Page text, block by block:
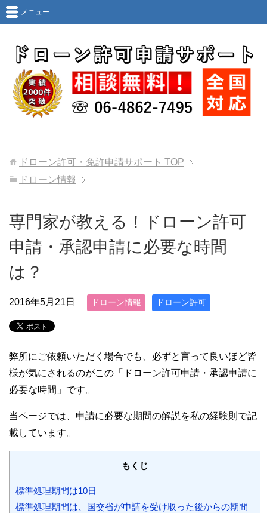
メニュー
ドローン許可・免許申請サポート TOP
ドローン情報
専門家が教える！ドローン許可
申請・承認申請に必要な時間
は？
2016年5月21日 ドローン情報 ドローン許可
弊所にご依頼いただく場合でも、必ずと言って良いほど皆
様が気にされるのがこの「ドローン許可申請・承認申請に
必要な時間」です。
当ページでは、申請に必要な期間の解説を私の経験則で記
載しています。
もくじ
標準処理期間は10日
標準処理期間は、国交省が申請を受け取った後からの期間